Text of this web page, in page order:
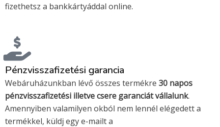
fizethetsz a bankkártyáddal online.
Pénzvisszafizetési garancia
Webáruházunkban lévő összes termékre 30 napos
pénzvisszafizetési illetve csere garanciát vállalunk.
Amennyiben valamilyen okból nem lennél elégedett a
termékkel, küldj egy e-mailt a